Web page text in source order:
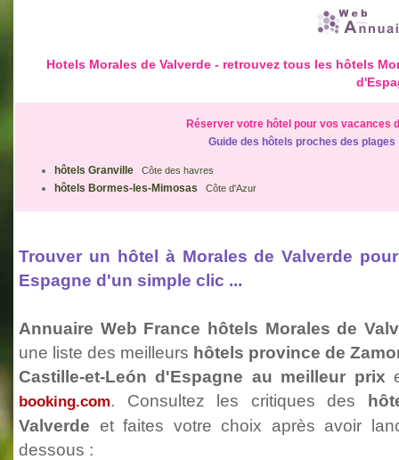
Hotels Morales de Valverde - retrouvez tous les hôtels
Réserver votre hôtel pour vos vacances
Guide des hôtels proches des plages
hôtels Granville Côte des havres
hôtels Bormes-les-Mimosas Côte d'Azur
Trouver un hôtel à Morales de Valverde
Espagne d'un simple clic ...
Annuaire Web France hôtels Morales de
une liste des meilleurs hôtels province de
Castille-et-León d'Espagne au meilleur prix
booking.com. Consultez les critiques des
Valverde et faites votre choix après avoir
dessous :